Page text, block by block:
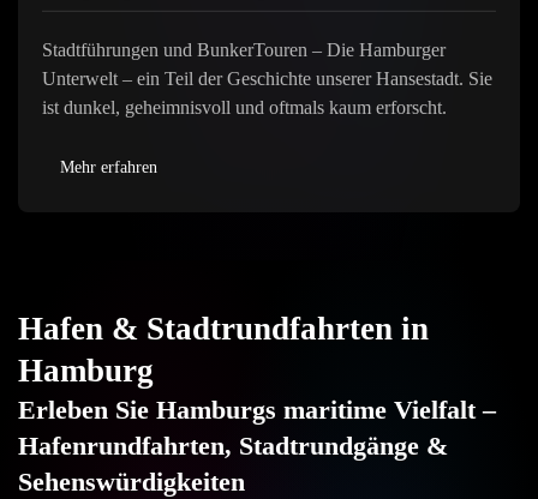
Stadtführungen und BunkerTouren – Die Hamburger
Unterwelt – ein Teil der Geschichte unserer Hansestadt. Sie
ist dunkel, geheimnisvoll und oftmals kaum erforscht.
Mehr erfahren
Hafen & Stadtrundfahrten in
Hamburg
Erleben Sie Hamburgs maritime Vielfalt –
Hafenrundfahrten, Stadtrundgänge &
Sehenswürdigkeiten